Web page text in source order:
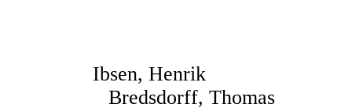
Ibsen, Henrik
Bredsdorff, Thomas